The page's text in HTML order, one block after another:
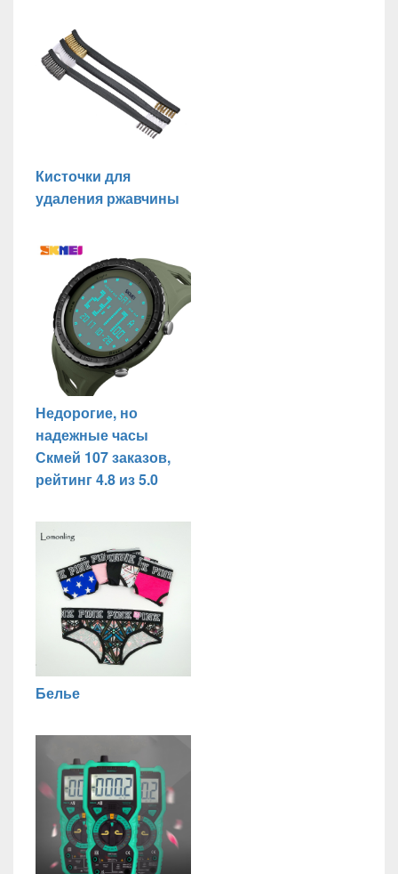
Кисточки для
удаления ржавчины
Недорогие, но
надежные часы
Скмей 107 заказов,
рейтинг 4.8 из 5.0
Белье